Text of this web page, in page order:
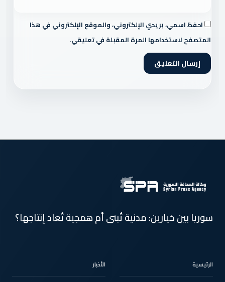
احفظ اسمي، بريدي الإلكتروني، والموقع الإلكتروني في هذا
المتصفح لاستخدامها المرة المقبلة في تعليقي.
سوريا بين خيارين: مدنية تُبنى أم همجية تُعاد إنتاجها؟
الرئيسية الأخبار